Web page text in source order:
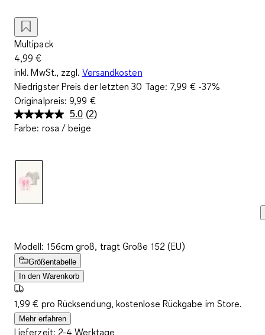
Multipack
4,99 €
inkl. MwSt., zzgl. Versandkosten
Niedrigster Preis der letzten 30 Tage: 7,99 €-37%
Originalpreis:9,99 €
5.0 2
Bewertungen
(2)
Farbe: rosa / beige
Modell: 156cm groß, trägt Größe 152 (EU)
Größentabelle
In den Warenkorb
1,99 € pro Rücksendung, kostenlose Rückgabe im Store.
Mehr erfahren
Lieferzeit: 2-4 Werktage